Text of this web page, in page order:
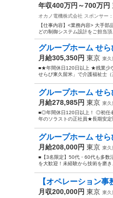
年収400万円～700万円
オカノ電機株式会社 スポンサー
【仕事内容】<業務内容> 大手
どの制御システム設計をご担当
グループホーム せ
月給305,350円 東京 東久
■★年間休日120日以上 ★残業少
せらび東久留米」で介護福祉士
グループホーム せ
月給278,985円 東京 東久
■◎年間休日120日以上！ ◎初任
年のソラストの正社員★長期安定
グループホーム せ
月給208,000円 東京 東久
■【3名限定】50代・60代も多数
を大歓迎！未経験から技術を磨
【オペレーション
月収200,000円 東京 東久